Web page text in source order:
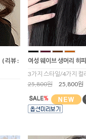
( 리뷰 :
여성 웨이브 생머리 히
3가지 스타일/4가지 컬
25,800원
25,800원